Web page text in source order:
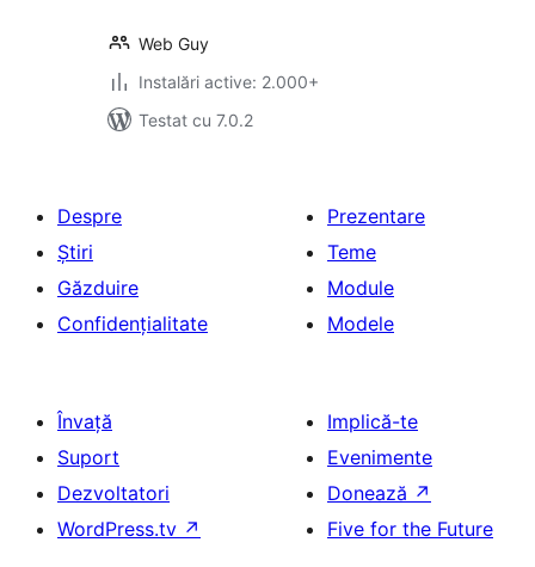
Web Guy
Instalări active: 2.000+
Testat cu 7.0.2
Despre
Știri
Găzduire
Confidențialitate
Prezentare
Teme
Module
Modele
Învață
Suport
Dezvoltatori
WordPress.tv ↗
Implică-te
Evenimente
Donează ↗
Five for the Future